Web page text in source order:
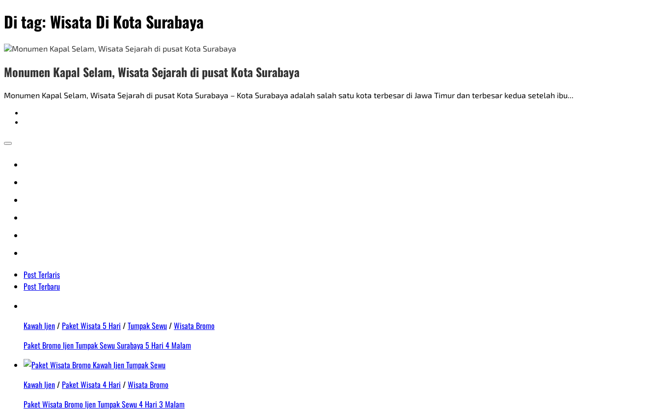
Di tag: Wisata Di Kota Surabaya
Monumen Kapal Selam, Wisata Sejarah di pusat Kota Surabaya
Monumen Kapal Selam, Wisata Sejarah di pusat Kota Surabaya – Kota Surabaya adalah salah satu kota terbesar di Jawa Timur dan terbesar kedua setelah ibu...
Post Terlaris
Post Terbaru
Kawah Ijen/ Paket Wisata 5 Hari /Tumpak Sewu/Wisata Bromo
Paket Bromo Ijen Tumpak Sewu Surabaya 5 Hari 4 Malam
Kawah Ijen/ Paket Wisata 4 Hari /Wisata Bromo
Paket Wisata Bromo Ijen Tumpak Sewu 4 Hari 3 Malam